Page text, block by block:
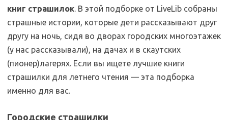
книг страшилок. В этой подборке от LiveLib собраны
страшные истории, которые дети рассказывают друг
другу на ночь, сидя во дворах городских многоэтажек
(у нас рассказывали), на дачах и в скаутских
(пионер)лагерях. Если вы ищете лучшие книги
страшилки для летнего чтения — эта подборка
именно для вас.
Городские страшилки